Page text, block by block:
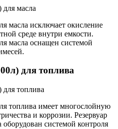
масла исключает окисление
среде внутри емкости.
масла оснащен системой
для топлива
топлива имеет многослойную
и коррозии. Резервуар
системой контроля